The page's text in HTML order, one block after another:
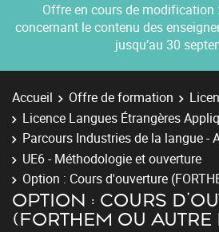
Offre en cours de
concernant le contenu des
jusqu’au 30
Accueil Offre de formation
Licence Langues Étrangères
Parcours Industries de la langue -
UE6 - Méthodologie et ouverture
Option : Cours d'ouverture
OPTION : COURS
(FORTHEM OU AUTRE